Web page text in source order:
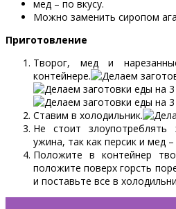
мед – по вкусу.
Можно заменить сиропом
Приготовление
Творог, мед и
контейнере.
Ставим в холодильник.
Не стоит злоупотреблять
ужина, так как персик и мед
Положите в контейнер
положите поверх горсть
и поставьте все в